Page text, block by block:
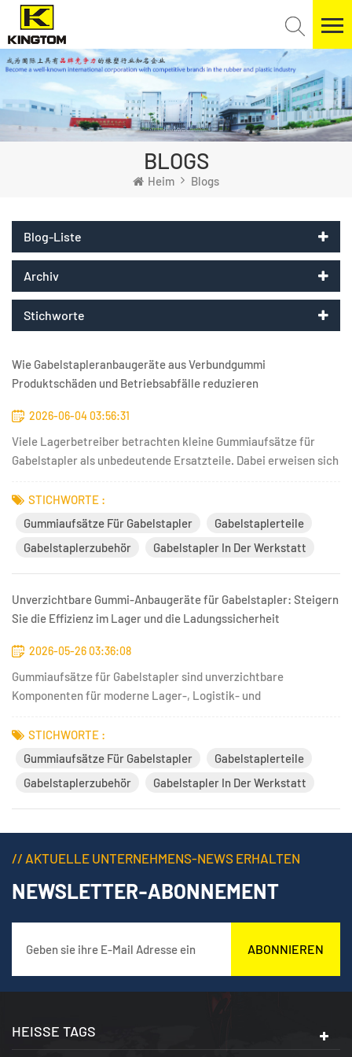
BLOGS
Heim Blogs
Blog-Liste
Archiv
Stichworte
Wie Gabelstapleranbaugeräte aus Verbundgummi
Produktschäden und Betriebsabfälle reduzieren
2026-06-04 03:56:31
Viele Lagerbetreiber betrachten kleine Gummiaufsätze für
Gabelstapler als unbedeutende Ersatzteile. Dabei erweisen sich
meisten unterschätzten Kostensenkungspotenziale in Lagern
der Getränke-, Haushaltsgeräte-, Elektronik- und
STICHWORTE :
Gummiaufsätze Für Gabelstapler
Gabelstaplerteile
Gabelstaplerzubehör
Gabelstapler In Der Werkstatt
Unverzichtbare Gummi-Anbaugeräte für Gabelstapler: Steigern
Sie die Effizienz im Lager und die Ladungssicherheit
2026-05-26 03:36:08
Gummiaufsätze für Gabelstapler sind unverzichtbare
Komponenten für moderne Lager-, Logistik- und
Gummimischungen, bieten diese Zubehörteile hervorragende
Stoßdämpfung, Rutschfestigkeit, Verschleißfestigkeit und
STICHWORTE :
Gummiaufsätze Für Gabelstapler
Gabelstaplerteile
Gabelstaplerzubehör
Gabelstapler In Der Werkstatt
// AKTUELLE UNTERNEHMENS-NEWS ERHALTEN
NEWSLETTER-ABONNEMENT
ABONNIEREN
HEISSE TAGS